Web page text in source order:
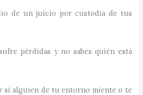
de un juicio por custodia de tus
pérdidas y no sabes quién está
si alguien de tu entorno miente o te